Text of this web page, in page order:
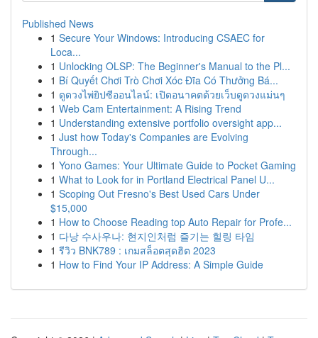
Published News
1 Secure Your Windows: Introducing CSAEC for
Loca...
1 Unlocking OLSP: The Beginner's Manual to the Pl...
1 Bí Quyết Chơi Trò Chơi Xóc Đĩa Có Thưởng Bá...
1 ดูดวงไพ่ยิปซีออนไลน์: เปิดอนาคตด้วยเว็บดูดวงแม่นๆ
1 Web Cam Entertainment: A Rising Trend
1 Understanding extensive portfolio oversight app...
1 Just how Today's Companies are Evolving
Through...
1 Yono Games: Your Ultimate Guide to Pocket Gaming
1 What to Look for in Portland Electrical Panel U...
1 Scoping Out Fresno's Best Used Cars Under
$15,000
1 How to Choose Reading top Auto Repair for Profe...
1 다낭 수사우나: 현지인처럼 즐기는 힐링 타임
1 รีวิว BNK789 : เกมสล็อตสุดฮิต 2023
1 How to Find Your IP Address: A Simple Guide